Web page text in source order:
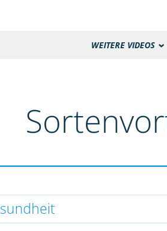
WEITERE VIDEOS